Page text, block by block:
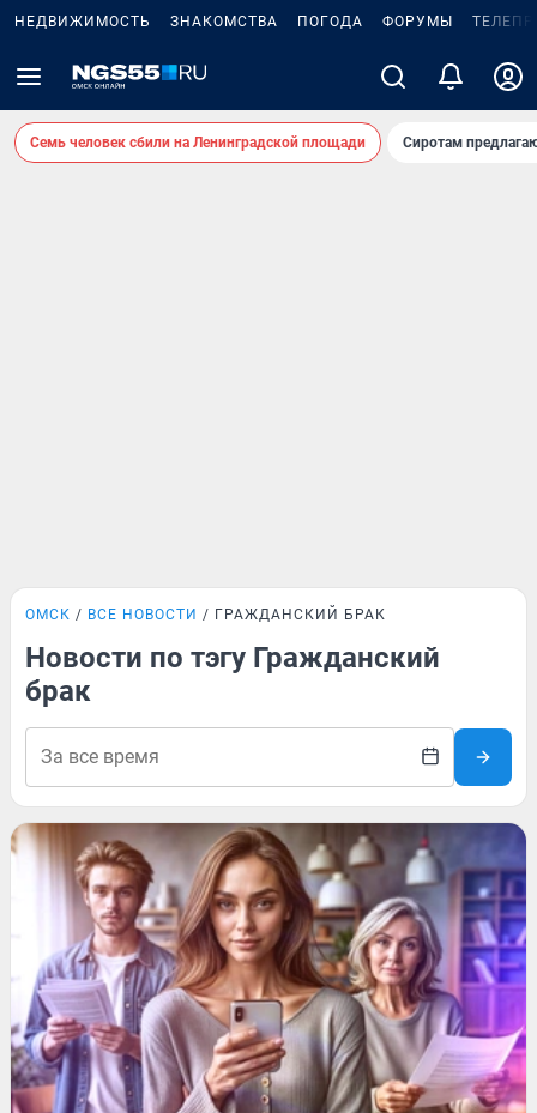
НЕДВИЖИМОСТЬ ЗНАКОМСТВА ПОГОДА ФОРУМЫ
Семь человек сбили на Ленинградской площади Сиротам
ОМСК ВСЕ НОВОСТИ ГРАЖДАНСКИЙ БРАК
Новости по тэгу Гражданский
брак